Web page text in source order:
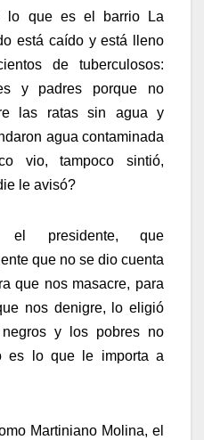
lo que es el barrio La
está caído y está lleno
de tuberculosos:
y padres porque no
las ratas sin agua y
agua contaminada
vio, tampoco sintió,
le avisó?
presidente, que
que no se dio cuenta
que nos masacre, para
nos denigre, lo eligió
y los pobres no
es lo que le importa a
Martiniano Molina, el